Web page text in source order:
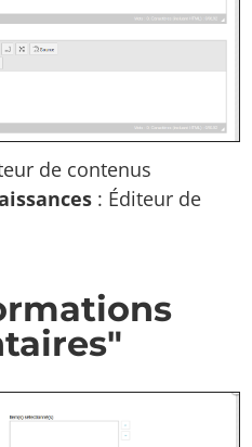
de contenus
: Éditeur de